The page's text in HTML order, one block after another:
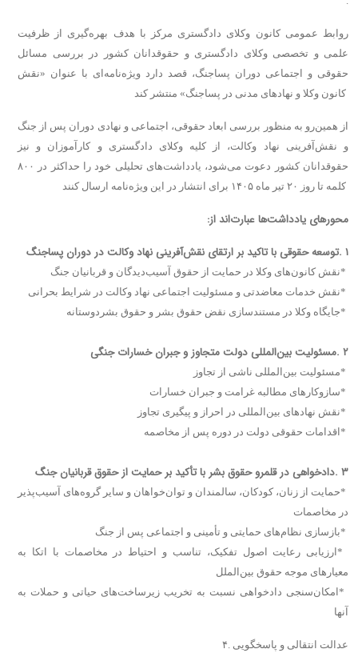
روابط عمومی کانون وکلای دادگستری مرکز با هدف بهره‌گیری از ظرفیت
علمی و تخصصی وکلای دادگستری و حقوقدانان کشور در بررسی مسائل
حقوقی و اجتماعی دوران پساجنگ، قصد دارد ویژه‌نامه‌ای با عنوان «نقش
از همین‌رو به منظور بررسی ابعاد حقوقی، اجتماعی و نهادی دوران پس از جنگ
و نقش‌آفرینی نهاد وکالت، از کلیه وکلای دادگستری و کارآموزان و نیز
حقوقدانان کشور دعوت می‌شود، یادداشت‌های تحلیلی خود را حداکثر در ۸۰۰
محورهای یادداشت‌ها عبارت‌اند از:
۱ .توسعه حقوقی با تاکید بر ارتقای نقش‌آفرینی نهاد وکالت در دوران پساجنگ
*نقش کانون‌های وکلا در حمایت از حقوق آسیب‌دیدگان و قربانیان جنگ
*نقش خدمات معاضدتی و مسئولیت اجتماعی نهاد وکالت در شرایط بحرانی
*جایگاه وکلا در مستندسازی نقض حقوق بشر و حقوق بشردوستانه
۲ .مسئولیت بین‌المللی دولت متجاوز و جبران خسارات جنگی
*مسئولیت بین‌المللی ناشی از تجاوز
*سازوکار‌های مطالبه غرامت و جبران خسارات
*نقش نهاد‌های بین‌المللی در احراز و پیگیری تجاوز
* اقدامات حقوقی دولت در دوره پس از مخاصمه
۳ .دادخواهی در قلمرو حقوق بشر با تأکید بر حمایت از حقوق قربانیان جنگ
*حمایت از زنان، کودکان، سالمندان و توان‌خواهان و سایر گروه‌های آسیب‌پذیر
در مخاصمات
*بازسازی نظام‌های حمایتی و تأمینی و اجتماعی پس از جنگ
*ارزیابی رعایت اصول تفکیک، تناسب و احتیاط در مخاصمات با اتکا به
معیار‌های موجه حقوق بین‌الملل
* امکان‌سنجی دادخواهی نسبت به تخریب زیرساخت‌های حیاتی و حملات به
آنها
۴. عدالت انتقالی و پاسخگویی